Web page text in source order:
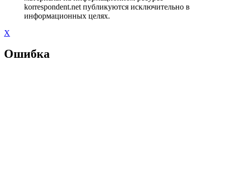
korrespondent.net публикуются исключительно в
информационных целях.
X
Ошибка